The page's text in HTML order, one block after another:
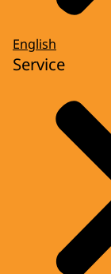
English
Service